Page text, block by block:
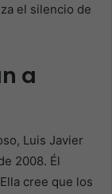
el silencio de
a
Luis Javier
2008. Él
cree que los